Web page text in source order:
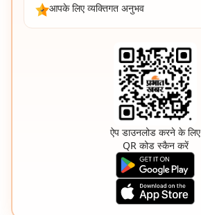
आपके लिए व्यक्तिगत अनुभव
ऐप डाउनलोड करने के लिए
QR कोड स्कैन करें